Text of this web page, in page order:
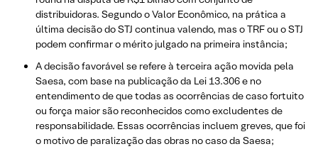
distribuidoras. Segundo o Valor Econômico, na prática a
última decisão do STJ continua valendo, mas o TRF ou o STJ
podem confirmar o mérito julgado na primeira instância;
A decisão favorável se refere à terceira ação movida pela
Saesa, com base na publicação da Lei 13.306 e no
entendimento de que todas as ocorrências de caso fortuito
ou força maior são reconhecidos como excludentes de
responsabilidade. Essas ocorrências incluem greves, que foi
o motivo de paralização das obras no caso da Saesa;